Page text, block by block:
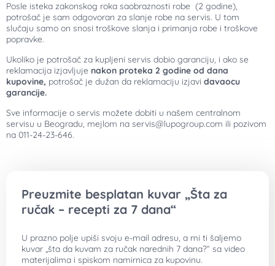
Posle isteka zakonskog roka saobraznosti robe (2 godine),
potrošač je sam odgovoran za slanje robe na servis. U tom
slučaju samo on snosi troškove slanja i primanja robe i troškove
popravke.
Ukoliko je potrošač za kupljeni servis dobio garanciju, i ako se
reklamacija izjavljuje nakon proteka 2 godine od dana
kupovine, potrošač je dužan da reklamaciju izjavi davaocu
garancije.
Sve informacije o servis možete dobiti u našem centralnom
servisu u Beogradu, mejlom na servis@lupogroup.com ili pozivom
na 011-24-23-646.
Preuzmite besplatan kuvar „Šta za
ručak – recepti za 7 dana“
U prazno polje upiši svoju e-mail adresu, a mi ti šaljemo
kuvar „šta da kuvam za ručak narednih 7 dana?“ sa video
materijalima i spiskom namirnica za kupovinu.